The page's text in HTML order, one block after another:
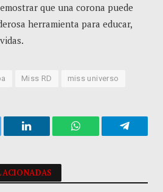
que una corona puede
herramienta para educar,
Miss RD miss universo
LinkedIn WhatsApp